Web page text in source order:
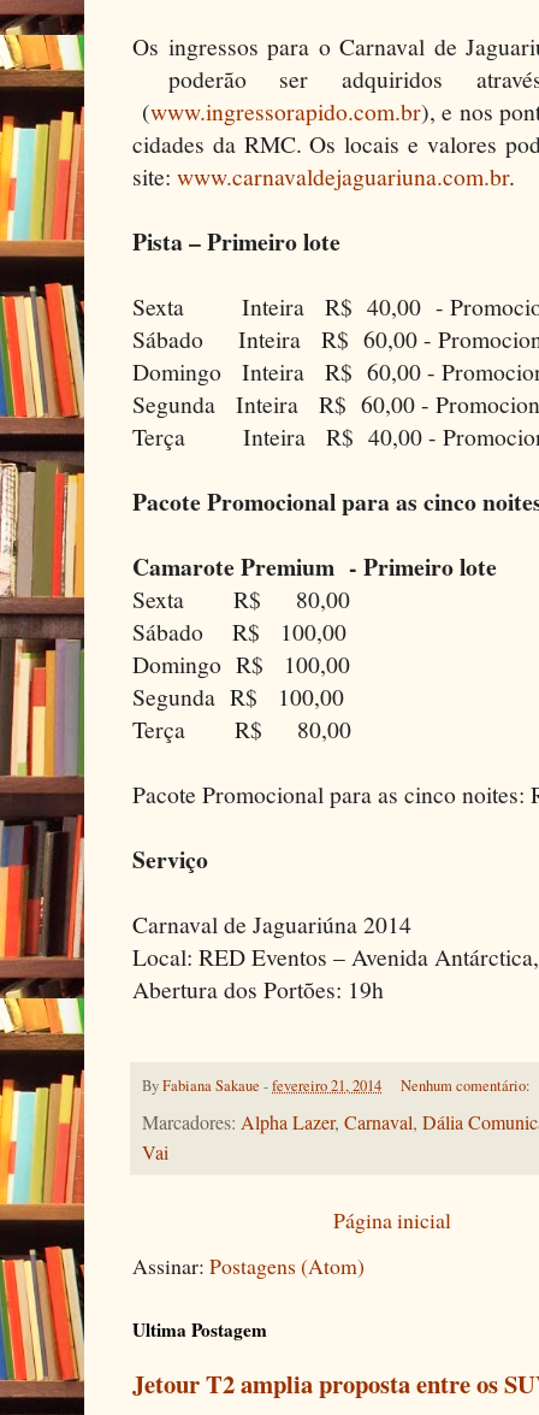
Os ingressos para o Carnaval de
poderão ser adquiridos
(www.ingressorapido.com.br), e nos
cidades da RMC. Os locais e valores
site: www.carnavaldejaguariuna.com.br.
Pista – Primeiro lote
Sexta Inteira R$ 40,00 -
Sábado Inteira R$ 60,00 -
Domingo Inteira R$ 60,00 -
Segunda Inteira R$ 60,00 -
Terça Inteira R$ 40,00 -
Pacote Promocional para as cinco
Camarote Premium - Primeiro lote
Sexta R$ 80,00
Sábado R$ 100,00
Domingo R$ 100,00
Segunda R$ 100,00
Terça R$ 80,00
Pacote Promocional para as cinco
Serviço
Carnaval de Jaguariúna 2014
Local: RED Eventos – Avenida
Abertura dos Portões: 19h
ByFabiana Sakaue -fevereiro 21, 2014 Nenhum comentário:
Marcadores: Alpha Lazer, Carnaval, Dália
Vai
Página inicial
Assinar: Postagens (Atom)
Ultima Postagem
Jetour T2 amplia proposta entre os